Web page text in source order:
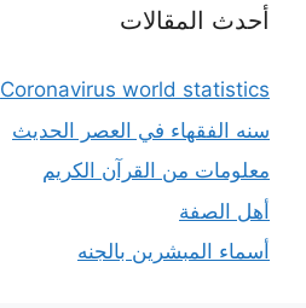
أحدث المقالات
Coronavirus world statistics
سنه الفقهاء في العصر الحديث
معلومات من القرآن الكريم
أهل الصفة
أسماء المبشرين بالجنه